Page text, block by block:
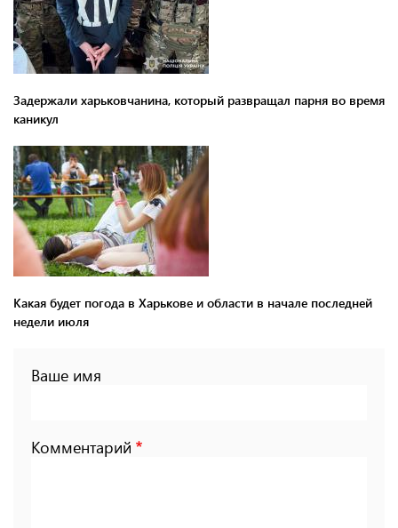
Задержали харьковчанина, который развращал парня во время
каникул
Какая будет погода в Харькове и области в начале последней
недели июля
Ваше имя
Комментарий